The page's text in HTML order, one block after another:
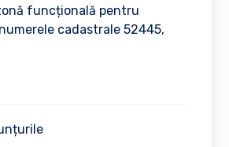
funcțională pentru
cadastrale 52445,